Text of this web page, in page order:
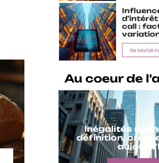
call :
EN SAVOIR
Au coeur de
Inégalités
définition,